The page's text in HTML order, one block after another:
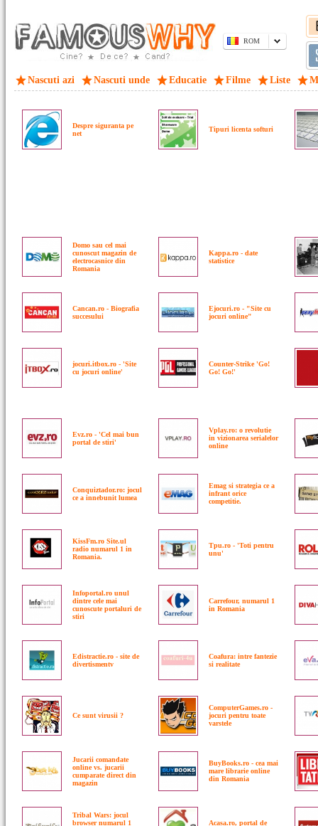
ROM
Nascuti azi Nascuti unde Educatie Filme Liste
Despre siguranta pe
net
Tipuri licenta softuri
Domo sau cel mai
cunoscut magazin de
electrocasnice din
Romania
Kappa.ro - date
statistice
Cancan.ro - Biografia
succesului
Ejocuri.ro - "Site cu
jocuri online"
jocuri.itbox.ro - 'Site
cu jocuri online'
Counter-Strike 'Go!
Go! Go!'
Evz.ro - 'Cel mai bun
portal de stiri'
Vplay.ro: o revolutie
in vizionarea serialelor
online
Conquiztador.ro: jocul
ce a innebunit lumea
Emag si strategia ce a
infrant orice
competitie.
KissFm.ro Site.ul
radio numarul 1 in
Romania.
Tpu.ro - 'Toti pentru
unu'
Infoportal.ro unul
dintre cele mai
cunoscute portaluri de
stiri
Carrefour, numarul 1
in Romania
Edistractie.ro - site de
divertismentv
Coafura: intre fantezie
si realitate
Ce sunt virusii ?
ComputerGames.ro -
jocuri pentru toate
varstele
Jucarii comandate
online vs. jucarii
cumparate direct din
magazin
BuyBooks.ro - cea mai
mare librarie online
din Romania
Tribal Wars: jocul
browser numarul 1
Acasa.ro, portal de